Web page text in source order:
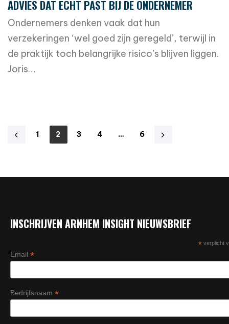
ADVIES DAT ECHT PAST BIJ DE ONDERNEMER
Ondernemers denken vaak dat hun
verzekeringen ‘wel goed zijn geregeld’, terwijl in
de praktijk toch belangrijke risico’s blijven liggen.
Joris…
1 2 3 4 … 6
INSCHRIJVEN ARNHEM INSIGHT NIEUWSBRIEF
*verplicht
Email *
Bedrijfsnaam *